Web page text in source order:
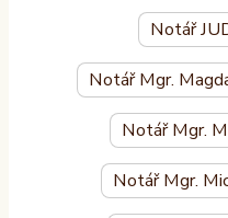
Notář
Notář Mgr.
Notář Mgr.
Notář Mgr.